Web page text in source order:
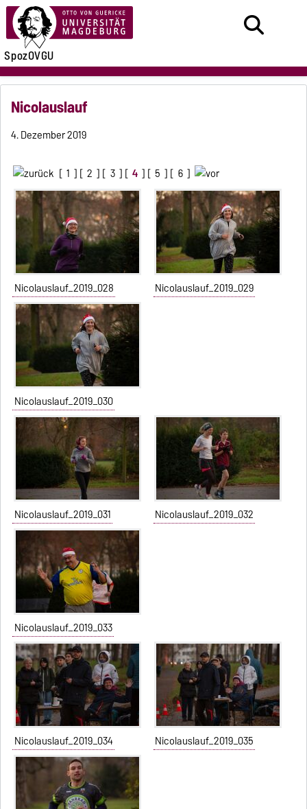
SpozOVGU
Nicolauslauf
4. Dezember 2019
[ 1 ] [ 2 ] [ 3 ] [ 4 ] [ 5 ] [ 6 ]
Nicolauslauf_2019_028 Nicolauslauf_2019_029
Nicolauslauf_2019_030
Nicolauslauf_2019_031 Nicolauslauf_2019_032
Nicolauslauf_2019_033
Nicolauslauf_2019_034 Nicolauslauf_2019_035